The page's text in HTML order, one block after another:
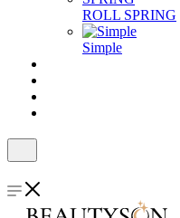
ROLL SPRING
Simple